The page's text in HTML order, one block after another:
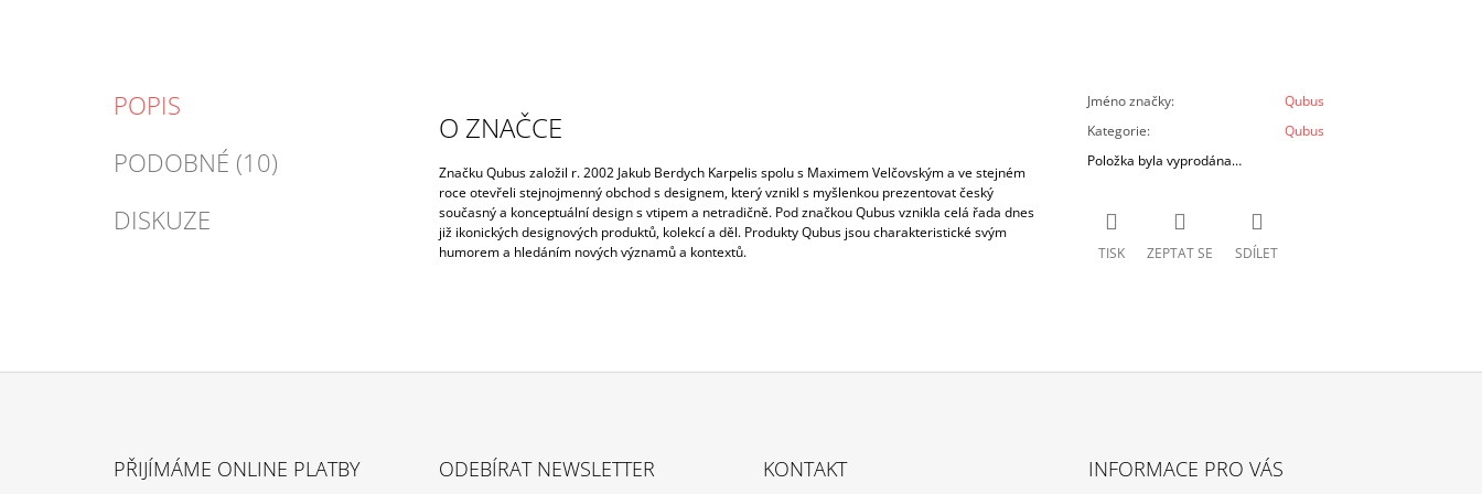
POPIS
PODOBNÉ (10)
DISKUZE
O ZNAČCE
Značku Qubus založil r. 2002 Jakub Berdych Karpelis spolu s Maximem Velčovským a ve stejném
roce otevřeli stejnojmenný obchod s designem, který vznikl s myšlenkou prezentovat český
současný a konceptuální design s vtipem a netradičně. Pod značkou Qubus vznikla celá řada dnes
již ikonických designových produktů, kolekcí a děl. Produkty Qubus jsou charakteristické svým
humorem a hledáním nových významů a kontextů.
Jméno značky:
Qubus
Kategorie:
Qubus
Položka byla vyprodána…
TISK ZEPTAT SE SDÍLET
PŘIJÍMÁME ONLINE PLATBY ODEBÍRAT NEWSLETTER KONTAKT INFORMACE PRO VÁS